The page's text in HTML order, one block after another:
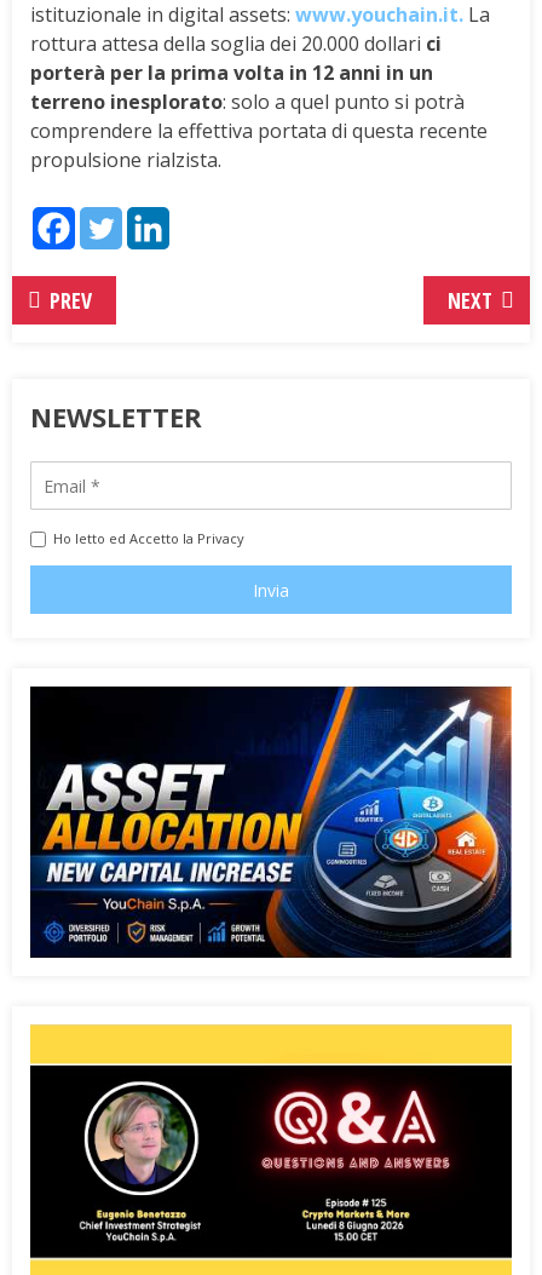
istituzionale in digital assets: www.youchain.it. La
rottura attesa della soglia dei 20.000 dollari ci
porterà per la prima volta in 12 anni in un
terreno inesplorato: solo a quel punto si potrà
comprendere la effettiva portata di questa recente
propulsione rialzista.
PREV NEXT
NEWSLETTER
Ho letto ed Accetto la Privacy